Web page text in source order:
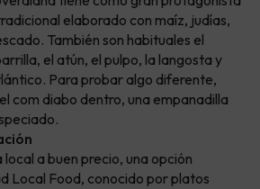
elaborado con maíz, judías,
También son habituales el
el atún, el pulpo, la langosta y
Para probar algo diferente,
com diabo dentro, una empanadilla
a buen precio, una opción
Local Food, conocido por platos